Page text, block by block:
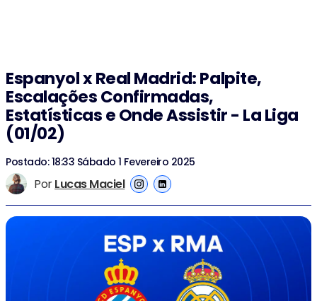
Espanyol x Real Madrid: Palpite,
Escalações Confirmadas,
Estatísticas e Onde Assistir - La Liga
(01/02)
PorLucas Maciel
Postado: 18:33 Sábado 1 Fevereiro 2025